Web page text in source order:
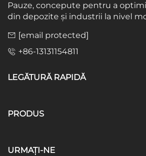
Pauze, concepute pentru a
din depozite și industrii la nivel
[email protected]
+86-13131154811
LEGĂTURĂ RAPIDĂ
PRODUS
URMAȚI-NE